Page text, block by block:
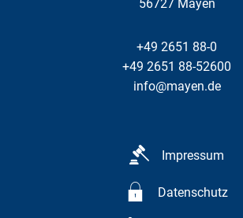
56727 Mayen
+49 2651 88-0
+49 2651 88-52600
info@mayen.de
Impressum
Datenschutz